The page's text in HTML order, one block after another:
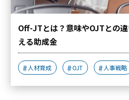
Off-JTとは？意味やOJTとの
える助成金
人材育成 OJT 人事戦略